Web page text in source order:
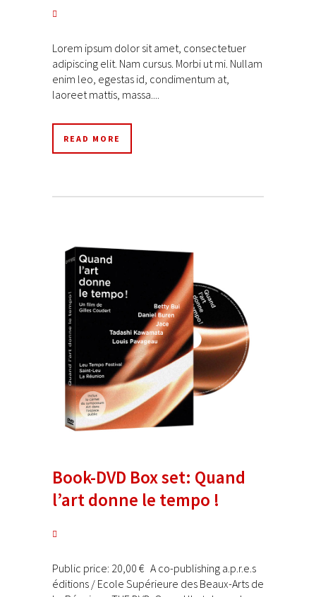
Lorem ipsum dolor sit amet, consectetuer
adipiscing elit. Nam cursus. Morbi ut mi. Nullam
enim leo, egestas id, condimentum at,
laoreet mattis, massa....
READ MORE
Book-DVD Box set: Quand
l’art donne le tempo !
Public price: 20,00 € A co-publishing a.p.r.e.s
éditions / Ecole Supérieure des Beaux-Arts de